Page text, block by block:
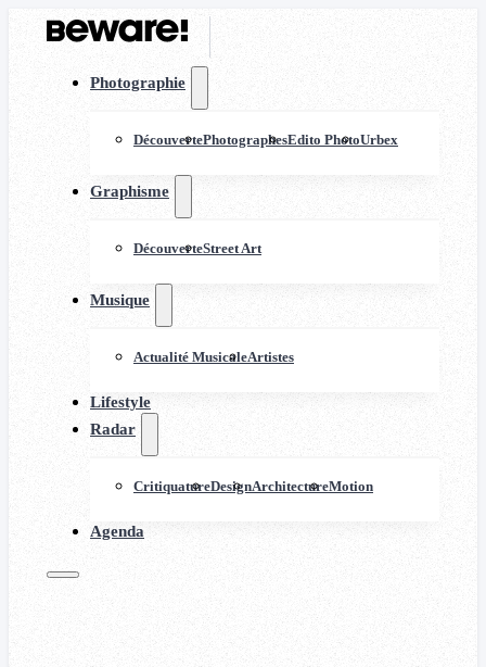
Photographie
DécouvertePhotographesEdito PhotoUrbex
Graphisme
DécouverteStreet Art
Musique
Actualité MusicaleArtistes
Lifestyle
Radar
CritiquatureDesignArchitectureMotion
Agenda